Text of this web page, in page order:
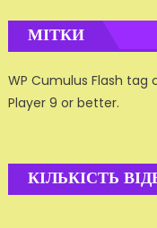
МІТКИ
WP Cumulus Flash tag
Player 9 or better.
КІЛЬКІСТЬ